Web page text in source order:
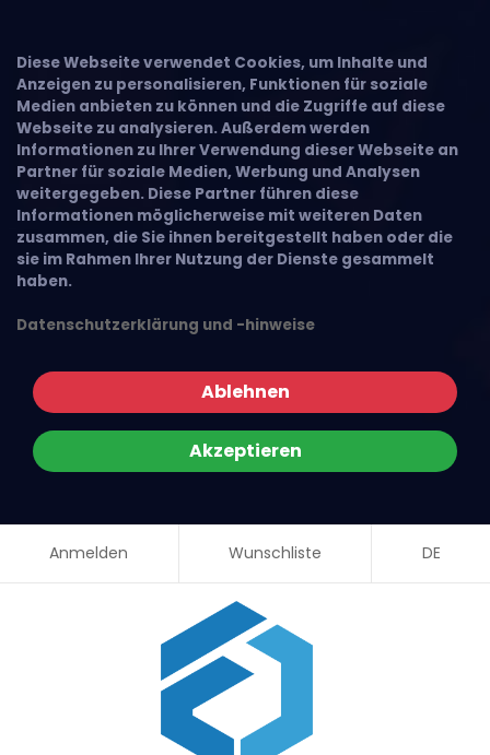
Diese Webseite verwendet Cookies, um Inhalte und
Anzeigen zu personalisieren, Funktionen für soziale
Medien anbieten zu können und die Zugriffe auf diese
Webseite zu analysieren. Außerdem werden
Informationen zu Ihrer Verwendung dieser Webseite an
Partner für soziale Medien, Werbung und Analysen
weitergegeben. Diese Partner führen diese
Informationen möglicherweise mit weiteren Daten
zusammen, die Sie ihnen bereitgestellt haben oder die
sie im Rahmen Ihrer Nutzung der Dienste gesammelt
haben.
Datenschutzerklärung und -hinweise
Ablehnen
Akzeptieren
Anmelden Wunschliste DE